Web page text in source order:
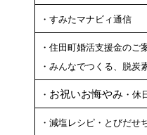
・すみたマナビィ通信
・住田町婚活支援金のご
・みんなでつくる、脱炭
・ お祝いお悔やみ ・
・減塩レシピ・とびだせ